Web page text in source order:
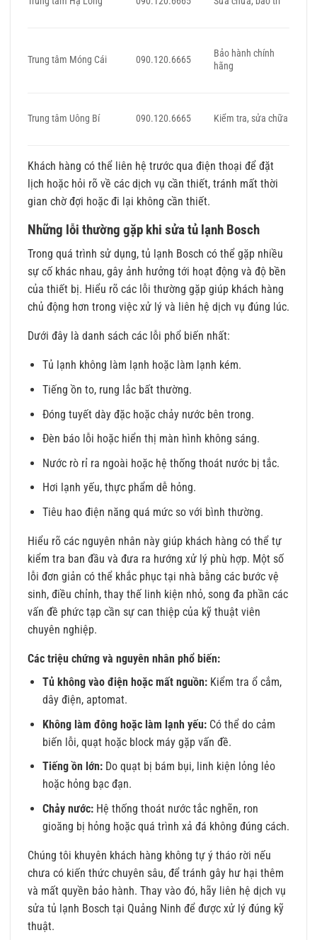
Trung tâm Móng Cái 090.120.6665
Bảo hành chính
hãng
Trung tâm Uông Bí 090.120.6665 Kiểm tra, sửa chữa
Khách hàng có thể liên hệ trước qua điện thoại để đặt
lịch hoặc hỏi rõ về các dịch vụ cần thiết, tránh mất thời
gian chờ đợi hoặc đi lại không cần thiết.
Những lỗi thường gặp khi sửa tủ lạnh Bosch
Trong quá trình sử dụng, tủ lạnh Bosch có thể gặp nhiều
sự cố khác nhau, gây ảnh hưởng tới hoạt động và độ bền
của thiết bị. Hiểu rõ các lỗi thường gặp giúp khách hàng
chủ động hơn trong việc xử lý và liên hệ dịch vụ đúng lúc.
Dưới đây là danh sách các lỗi phổ biến nhất:
Tủ lạnh không làm lạnh hoặc làm lạnh kém.
Tiếng ồn to, rung lắc bất thường.
Đóng tuyết dày đặc hoặc chảy nước bên trong.
Đèn báo lỗi hoặc hiển thị màn hình không sáng.
Nước rò rỉ ra ngoài hoặc hệ thống thoát nước bị tắc.
Hơi lạnh yếu, thực phẩm dễ hỏng.
Tiêu hao điện năng quá mức so với bình thường.
Hiểu rõ các nguyên nhân này giúp khách hàng có thể tự
kiểm tra ban đầu và đưa ra hướng xử lý phù hợp. Một số
lỗi đơn giản có thể khắc phục tại nhà bằng các bước vệ
sinh, điều chỉnh, thay thế linh kiện nhỏ, song đa phần các
vấn đề phức tạp cần sự can thiệp của kỹ thuật viên
chuyên nghiệp.
Các triệu chứng và nguyên nhân phổ biến:
Tủ không vào điện hoặc mất nguồn:Kiểm tra ổ cắm,
dây điện, aptomat.
Không làm đông hoặc làm lạnh yếu:Có thể do cảm
biến lỗi, quạt hoặc block máy gặp vấn đề.
Tiếng ồn lớn:Do quạt bị bám bụi, linh kiện lỏng lẻo
hoặc hỏng bạc đạn.
Chảy nước:Hệ thống thoát nước tắc nghẽn, ron
gioăng bị hỏng hoặc quá trình xả đá không đúng cách.
Chúng tôi khuyên khách hàng không tự ý tháo rời nếu
chưa có kiến thức chuyên sâu, để tránh gây hư hại thêm
và mất quyền bảo hành. Thay vào đó, hãy liên hệ dịch vụ
sửa tủ lạnh Bosch tại Quảng Ninh để được xử lý đúng kỹ
thuật.